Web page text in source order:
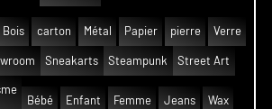
Bois carton Métal Papier pierre Verre
Sneakarts Steampunk Street Art
Bébé
Enfant Femme Jeans Wax